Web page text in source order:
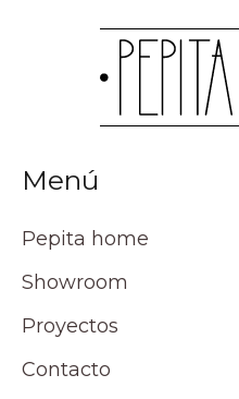
Menú
Pepita home
Showroom
Proyectos
Contacto